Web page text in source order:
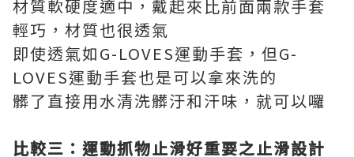
材質軟硬度適中，戴起來比前面兩款手套
輕巧，材質也很透氣
即使透氣如G-LOVES運動手套，但G-
LOVES運動手套也是可以拿來洗的
髒了直接用水清洗髒汙和汗味，就可以囉
比較三：運動抓物止滑好重要之止滑設計